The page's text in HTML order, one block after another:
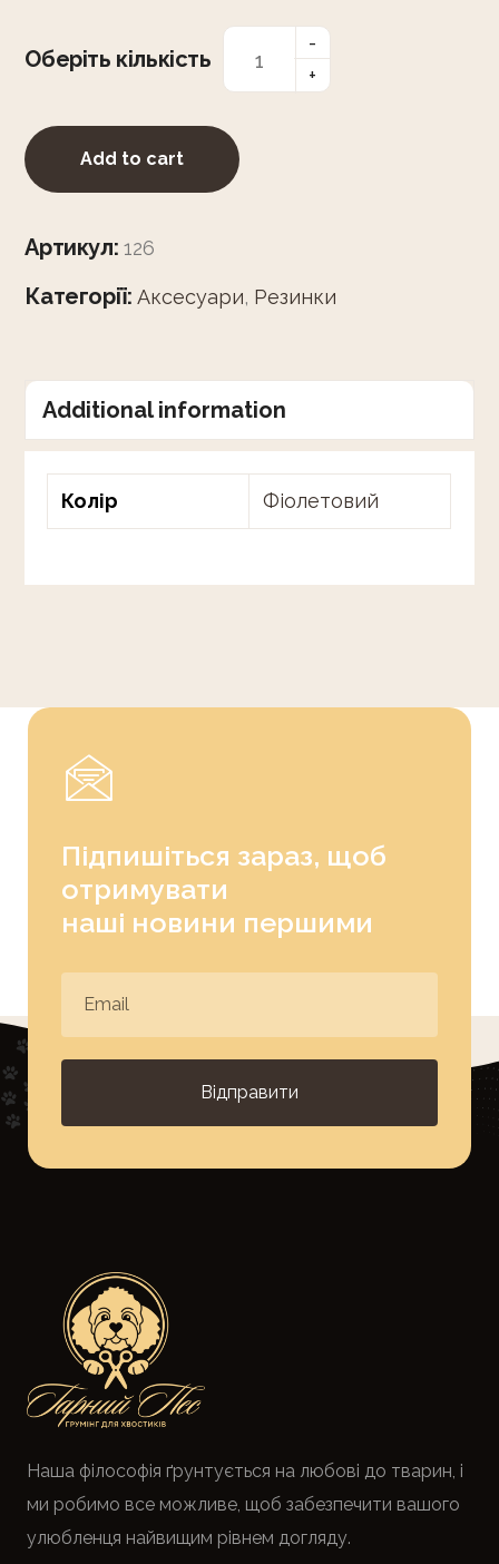
Оберіть кількість
Add to cart
Артикул: 126
Категорії: Аксесуари, Резинки
Additional information
Колір Фіолетовий
Підпишіться зараз, щоб
отримувати
наші новини першими
Відправити
Наша філософія ґрунтується на любові до тварин, і
ми робимо все можливе, щоб забезпечити вашого
улюбленця найвищим рівнем догляду.